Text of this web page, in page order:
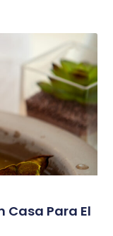
Casa Para El